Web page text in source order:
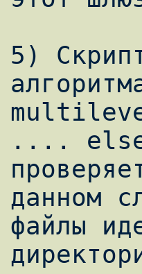
5)
....
данном
файлы